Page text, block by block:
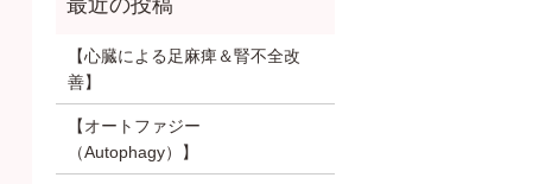
【心臓による足麻痺＆腎不全改
善】
【オートファジー
（Autophagy）】